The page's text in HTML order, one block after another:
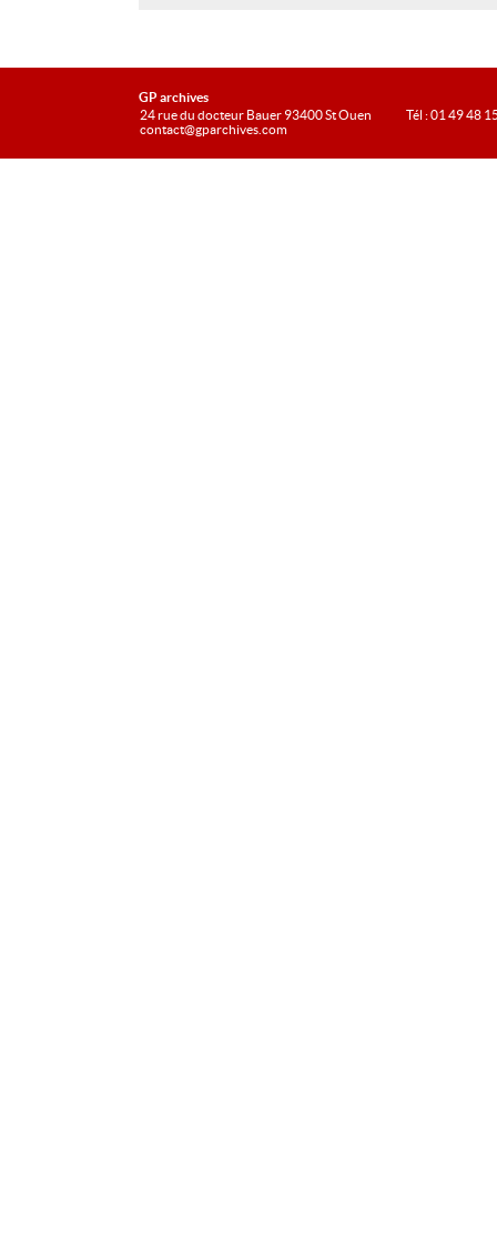
GP archives
24 rue du docteur Bauer 93400 St Ouen
contact@gparchives.com
Tél : 01 49 48